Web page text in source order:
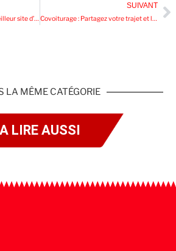
Vendre sa voiture sur le meilleur site d’annonce en ligne
SUIVANT
Covoiturage : Partagez votre trajet et les frais qui vont avec !
LA MÊME CATÉGORIE
A LIRE AUSSI